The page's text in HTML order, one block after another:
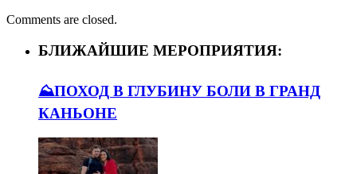
Comments are closed.
БЛИЖАЙШИЕ МЕРОПРИЯТИЯ:
⛰️ПОХОД В ГЛУБИНУ БОЛИ В ГРАНД
КАНЬОНЕ